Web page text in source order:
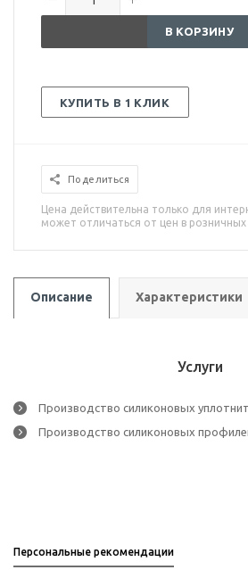
В КОРЗИНУ
КУПИТЬ В 1 КЛИК
Поделиться
Цена действительна только для
может отличаться от цен в розничных
Описание Характеристики
Услуги
Производство силиконовых
Производство силиконовых
Персональные рекомендации